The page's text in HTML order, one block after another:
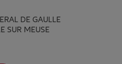
DE GAULLE
SUR MEUSE